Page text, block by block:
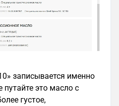
записывается именно
это масло с
густое,